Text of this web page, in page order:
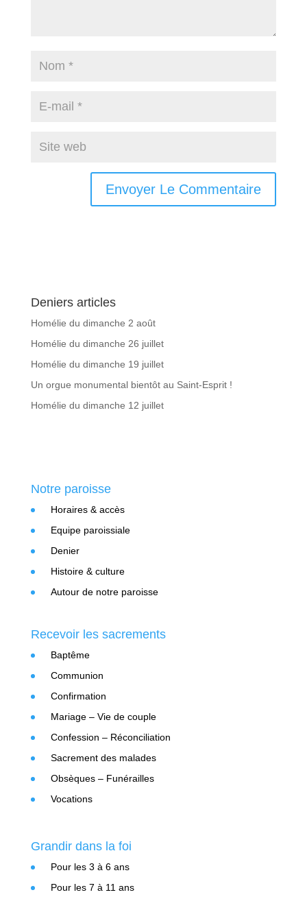
Deniers articles
Homélie du dimanche 2 août
Homélie du dimanche 26 juillet
Homélie du dimanche 19 juillet
Un orgue monumental bientôt au Saint-Esprit !
Homélie du dimanche 12 juillet
Notre paroisse
Horaires & accès
Equipe paroissiale
Denier
Histoire & culture
Autour de notre paroisse
Recevoir les sacrements
Baptême
Communion
Confirmation
Mariage – Vie de couple
Confession – Réconciliation
Sacrement des malades
Obsèques – Funérailles
Vocations
Grandir dans la foi
Pour les 3 à 6 ans
Pour les 7 à 11 ans